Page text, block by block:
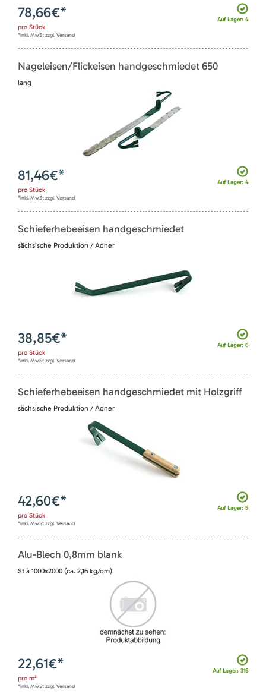
Auf Lager: 4
78,66€*
pro Stück
*inkl. MwSt zzgl. Versand
Nageleisen/Flickeisen handgeschmiedet 650
lang
Auf Lager: 4
81,46€*
pro Stück
*inkl. MwSt zzgl. Versand
Schieferhebeeisen handgeschmiedet
sächsische Produktion / Adner
Auf Lager: 6
38,85€*
pro Stück
*inkl. MwSt zzgl. Versand
Schieferhebeeisen handgeschmiedet mit Holzgriff
sächsische Produktion / Adner
Auf Lager: 5
42,60€*
pro Stück
*inkl. MwSt zzgl. Versand
Alu-Blech 0,8mm blank
St à 1000x2000 (ca. 2,16 kg/qm)
Auf Lager: 316
22,61€*
pro m²
*inkl. MwSt zzgl. Versand